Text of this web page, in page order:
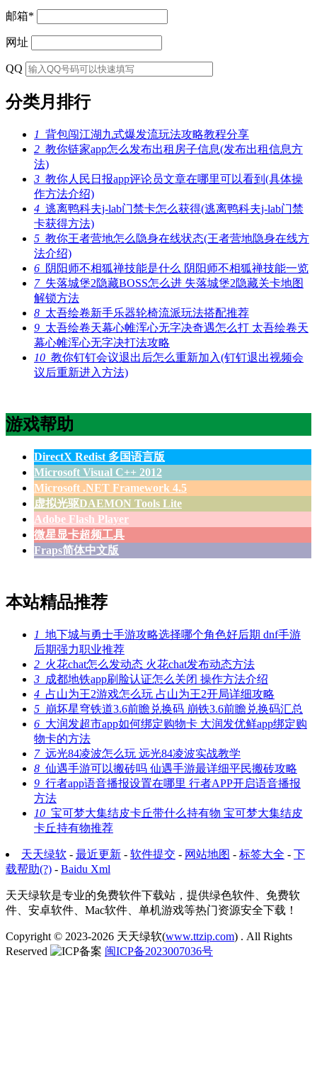
邮箱*
网址
QQ
分类月排行
1 背包闯江湖九式爆发流玩法攻略教程分享
2 教你链家app怎么发布出租房子信息(发布出租信息方
法)
3 教你人民日报app评论员文章在哪里可以看到(具体操
作方法介绍)
4 逃离鸭科夫j-lab门禁卡怎么获得(逃离鸭科夫j-lab门禁
卡获得方法)
5 教你王者营地怎么隐身在线状态(王者营地隐身在线方
法介绍)
6 阴阳师不相狐禅技能是什么 阴阳师不相狐禅技能一览
7失落城堡2隐藏BOSS怎么进 失落城堡2隐藏关卡地图
解锁方法
8 太吾绘卷新手乐器轮椅流派玩法搭配推荐
9 太吾绘卷天幕心帷浑心无字决奇遇怎么打 太吾绘卷天
幕心帷浑心无字决打法攻略
10 教你钉钉会议退出后怎么重新加入(钉钉退出视频会
议后重新进入方法)
游戏帮助
DirectX Redist 多国语言版
Microsoft Visual C++ 2012
Microsoft .NET Framework 4.5
虚拟光驱DAEMON Tools Lite
Adobe Flash Player
微星显卡超频工具
Fraps简体中文版
本站精品推荐
1 地下城与勇士手游攻略选择哪个角色好后期 dnf手游
后期强力职业推荐
2 火花chat怎么发动态 火花chat发布动态方法
3 成都地铁app刷脸认证怎么关闭 操作方法介绍
4 占山为王2游戏怎么玩 占山为王2开局详细攻略
5 崩坏星穹铁道3.6前瞻兑换码 崩铁3.6前瞻兑换码汇总
6 大润发超市app如何绑定购物卡 大润发优鲜app绑定购
物卡的方法
7远光84凌波怎么玩 远光84凌波实战教学
8 仙遇手游可以搬砖吗 仙遇手游最详细平民搬砖攻略
9 行者app语音播报设置在哪里 行者APP开启语音播报
方法
10 宝可梦大集结皮卡丘带什么持有物 宝可梦大集结皮
卡丘持有物推荐
天天绿软 - 最近更新 - 软件提交 - 网站地图 - 标签大全 - 下
载帮助(?) - Baidu Xml
天天绿软是专业的免费软件下载站，提供绿色软件、免费软
件、安卓软件、Mac软件、单机游戏等热门资源安全下载！
Copyright © 2023-2026 天天绿软(www.ttzip.com) . All Rights
Reserved
闽ICP备2023007036号